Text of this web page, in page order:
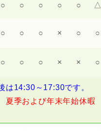
○ ○ ○ ○ ○ △
○ ○ ○ × ○ ○
○ ○ ○ × × ○
は14:30～17:30です。
季および年末年始休暇